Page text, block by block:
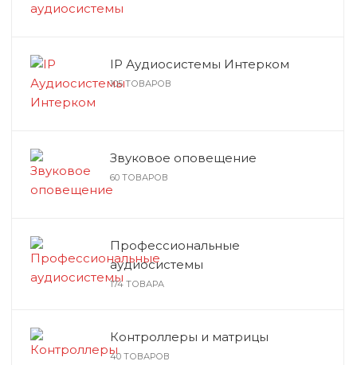
IP Аудиосистемы Интерком
105 ТОВАРОВ
Звуковое оповещение
60 ТОВАРОВ
Профессиональные
аудиосистемы
174 ТОВАРА
Контроллеры и матрицы
40 ТОВАРОВ